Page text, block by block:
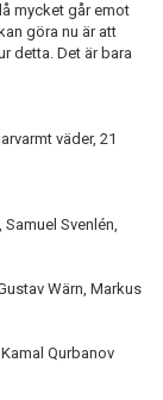
mycket går emot
göra nu är att
detta. Det är bara
väder, 21
Svenlén,
Wärn, Markus
Qurbanov